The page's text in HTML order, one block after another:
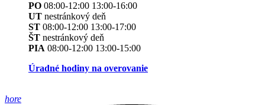
PO 08:00-12:00 13:00-16:00
UT nestránkový deň
ST 08:00-12:00 13:00-17:00
ŠT nestránkový deň
PIA 08:00-12:00 13:00-15:00
Úradné hodiny na overovanie
hore